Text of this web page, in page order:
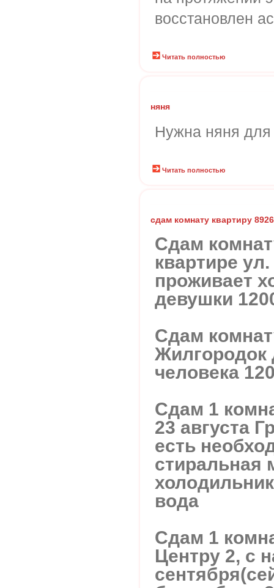
восстановлен
Читать полностью
няня
Нужна няня для
Читать полностью
сдам комнату квартиру
Сдам
квартире
проживает
девушки
Сдам
Жилгородок
человека
Сдам 1
23 августа
есть
стиральная
вода
Сдам 1
Центру 2, с